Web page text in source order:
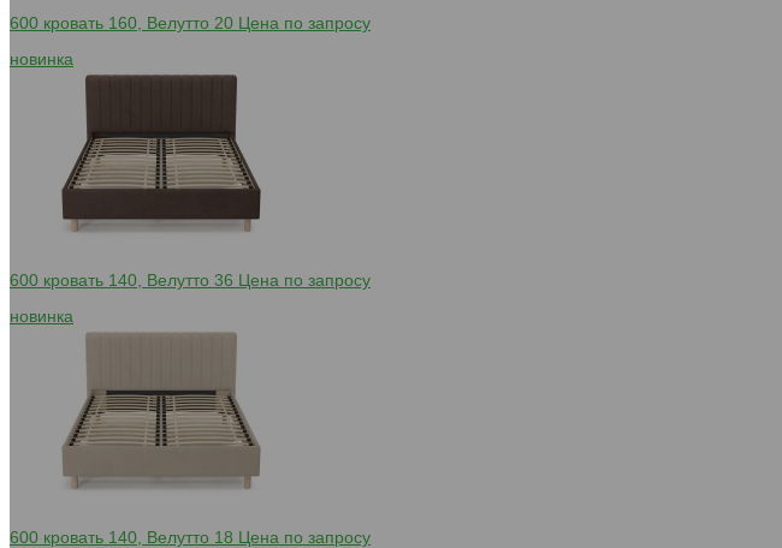
600 кровать 160, Велутто 20 Цена по запросу
новинка
600 кровать 140, Велутто 36 Цена по запросу
новинка
600 кровать 140, Велутто 18 Цена по запросу